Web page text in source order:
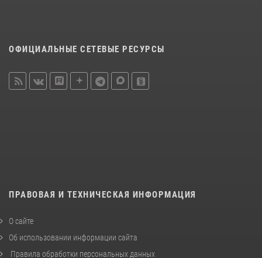
ОФИЦИАЛЬНЫЕ СЕТЕВЫЕ РЕСУРСЫ
ПРАВОВАЯ И ТЕХНИЧЕСКАЯ ИНФОРМАЦИЯ
О сайте
Об использовании информации сайта
Правила обработки персональных данных